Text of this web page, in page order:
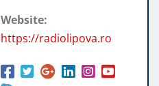
Website:
https://radiolipova.ro